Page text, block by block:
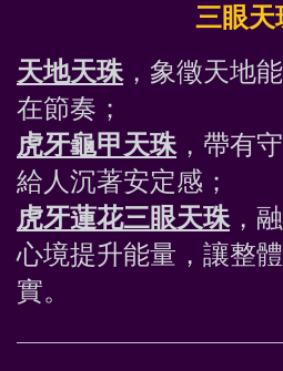
三眼天
天地天珠，象徵天地
在節奏；
虎牙龜甲天珠，帶有
給人沉著安定感；
虎牙蓮花三眼天珠，
心境提升能量，讓整
實。